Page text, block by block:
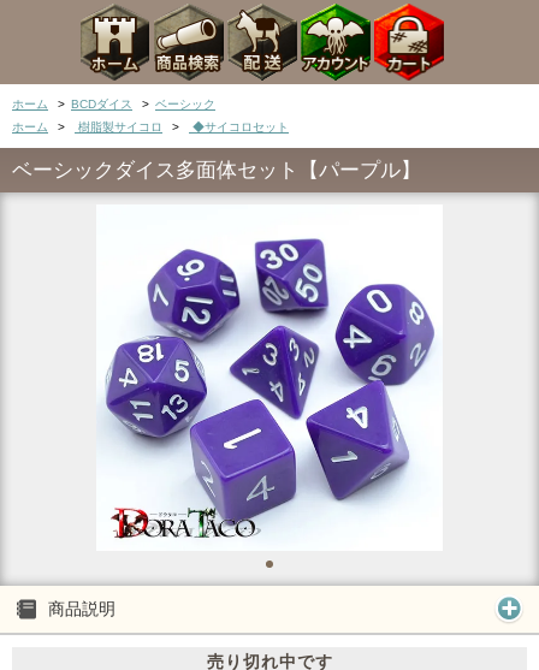
ホーム > BCDダイス > ベーシック
ホーム
> 樹脂製サイコロ > ◆サイコロセット
ベーシックダイス多面体セット【パープル】
商品説明
売り切れ中です